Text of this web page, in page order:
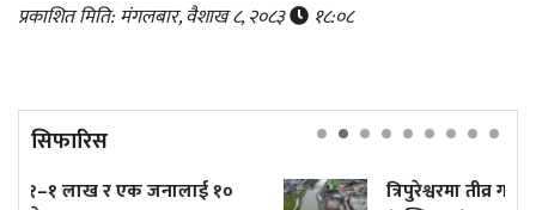
प्रकाशित मिति: मंगलबार, वैशाख ८, २०८३ १८:०८
सिफारिस
१०
त्रिपुरेश्वरमा तीव्र गतिमा बनिरहेको टुकुचा प्रशोधन